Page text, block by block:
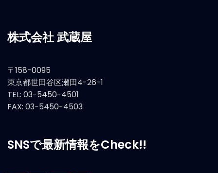
株式会社 武蔵屋
〒158-0095
東京都世田谷区瀬田4-26-1
TEL: 03-5450-4501
FAX: 03-5450-4503
SNSで最新情報をCheck!!